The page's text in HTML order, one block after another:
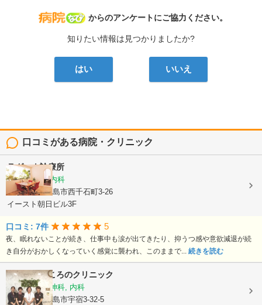
病院なび
からのアンケートにご協力ください。
知りたい情報は見つかりましたか?
はい いいえ
口コミがある病院・クリニック
ラグーナ診療所
精神科, 心療内科
鹿児島県鹿児島市西千石町3-26
イースト朝日ビル3F
口コミ: 7件 5
夜、眠れないことが続き、仕事中も涙が出てきたり、抑うつ感や意欲減退が続
き自分がおかしくなっていく感覚に襲われ、このままで... 続きを読む
スリジエこころのクリニック
心療内科, 精神科, 内科
鹿児島県鹿児島市宇宿3-32-5